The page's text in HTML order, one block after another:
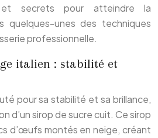
et secrets pour atteindre la
quelques-unes des techniques
professionnelle.
italien : stabilité et
pour sa stabilité et sa brillance,
d’un sirop de sucre cuit. Ce sirop
d’œufs montés en neige, créant